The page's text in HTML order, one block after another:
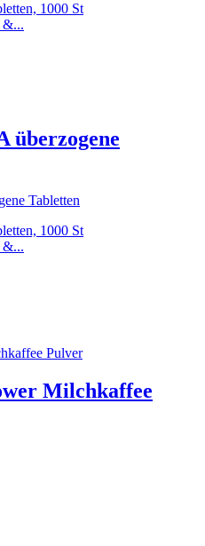
1000 St
&...
überzogene
1000 St
&...
Milchkaffee